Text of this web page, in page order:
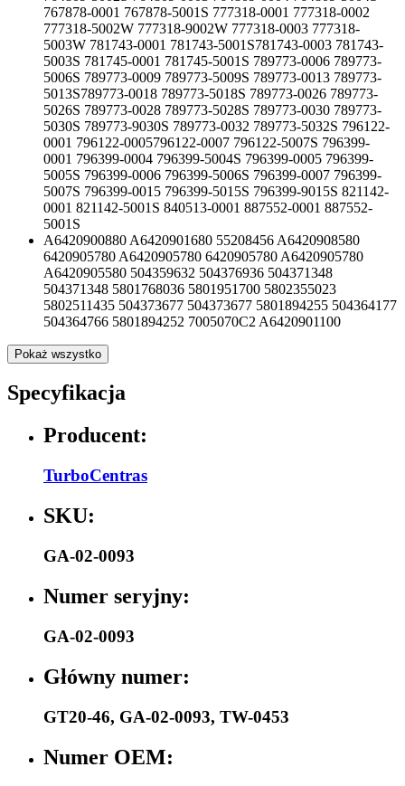
767878-0001 767878-5001S 777318-0001 777318-0002
777318-5002W 777318-9002W 777318-0003 777318-
5003W 781743-0001 781743-5001S781743-0003 781743-
5003S 781745-0001 781745-5001S 789773-0006 789773-
5006S 789773-0009 789773-5009S 789773-0013 789773-
5013S789773-0018 789773-5018S 789773-0026 789773-
5026S 789773-0028 789773-5028S 789773-0030 789773-
5030S 789773-9030S 789773-0032 789773-5032S 796122-
0001 796122-0005796122-0007 796122-5007S 796399-
0001 796399-0004 796399-5004S 796399-0005 796399-
5005S 796399-0006 796399-5006S 796399-0007 796399-
5007S 796399-0015 796399-5015S 796399-9015S 821142-
0001 821142-5001S 840513-0001 887552-0001 887552-
5001S
A6420900880 A6420901680 55208456 A6420908580
6420905780 A6420905780 6420905780 A6420905780
A6420905580 504359632 504376936 504371348
504371348 5801768036 5801951700 5802355023
5802511435 504373677 504373677 5801894255 504364177
504364766 5801894252 7005070C2 A6420901100
Pokaż wszystko
Specyfikacja
Producent:
TurboCentras
SKU:
GA-02-0093
Numer seryjny:
GA-02-0093
Główny numer:
GT20-46, GA-02-0093, TW-0453
Numer OEM: